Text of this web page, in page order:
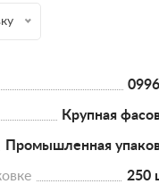
Крупная
Промышленная
250